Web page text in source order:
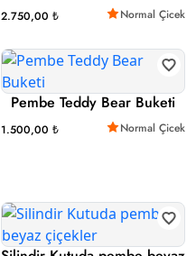
2.750,00 ₺ Normal Çicek
Pembe Teddy Bear Buketi
1.500,00 ₺ Normal Çicek